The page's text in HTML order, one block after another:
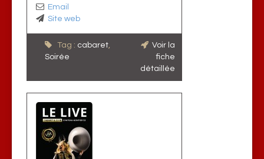
Email
Site web
Tag : cabaret,
Soirée
Voir la
fiche
détaillée